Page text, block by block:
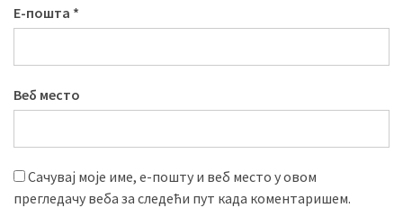
Е-пошта *
Веб место
Сачувај моје име, е-пошту и веб место у овом
прегледачу веба за следећи пут када коментаришем.